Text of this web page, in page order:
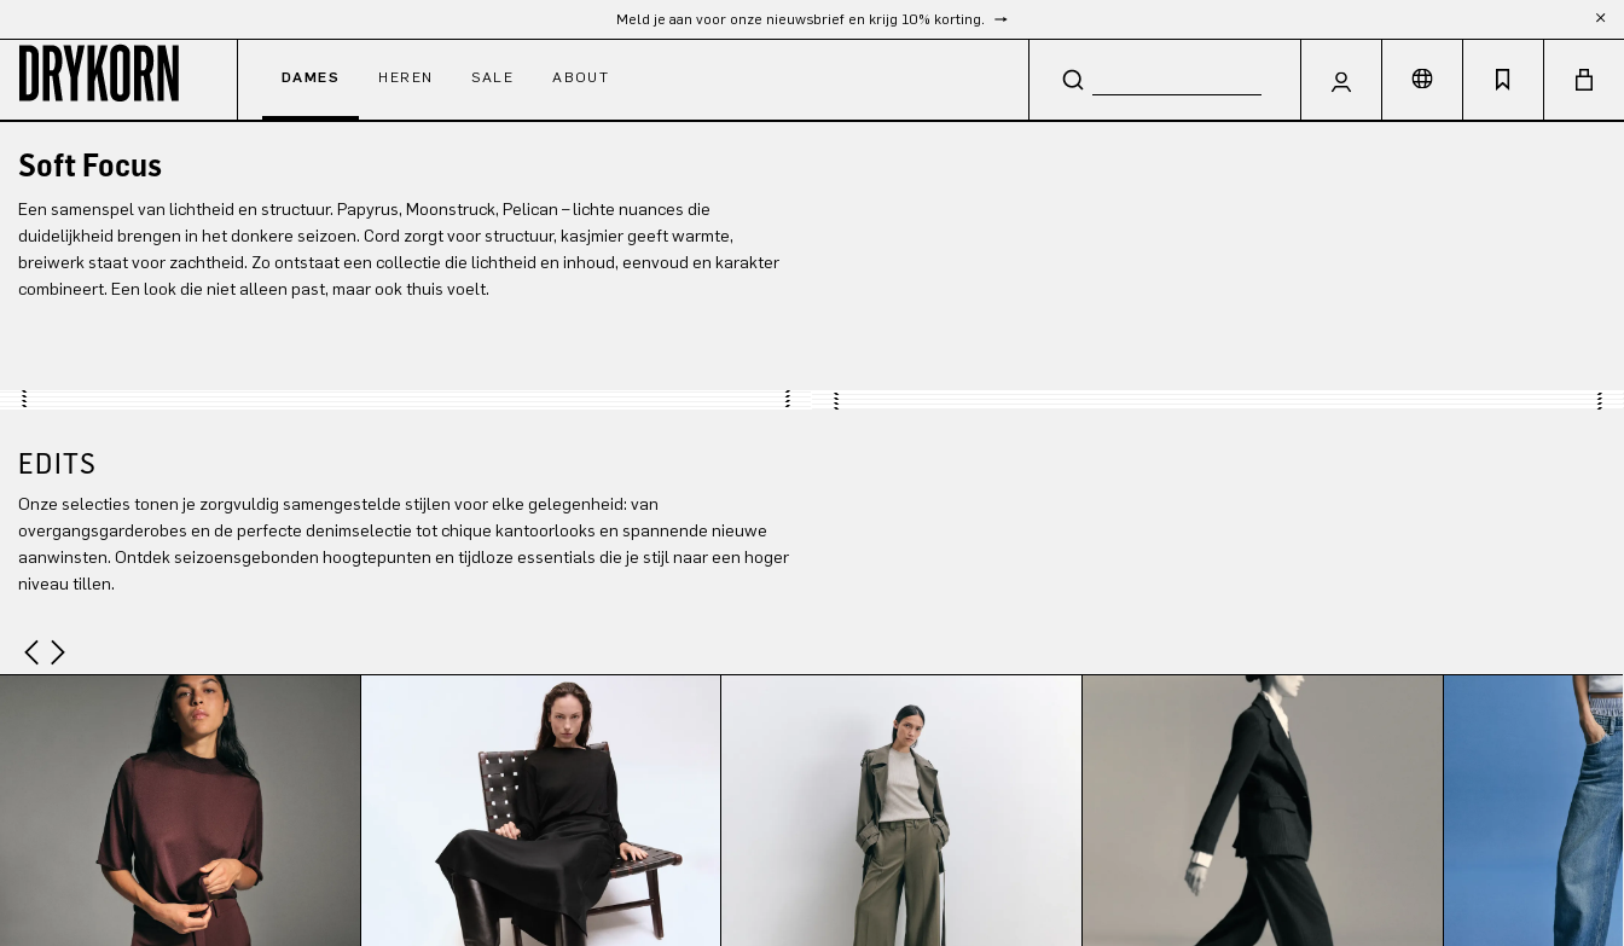
Meld je aan voor onze nieuwsbrief en krijg 10% korting.
DAMES HEREN SALE ABOUT
Soft Focus
Een samenspel van lichtheid en structuur. Papyrus, Moonstruck, Pelican – lichte nuances die
duidelijkheid brengen in het donkere seizoen. Cord zorgt voor structuur, kasjmier geeft warmte,
breiwerk staat voor zachtheid. Zo ontstaat een collectie die lichtheid en inhoud, eenvoud en karakter
combineert. Een look die niet alleen past, maar ook thuis voelt.
EDITS
Onze selecties tonen je zorgvuldig samengestelde stijlen voor elke gelegenheid: van
overgangsgarderobes en de perfecte denimselectie tot chique kantoorlooks en spannende nieuwe
aanwinsten. Ontdek seizoensgebonden hoogtepunten en tijdloze essentials die je stijl naar een hoger
niveau tillen.